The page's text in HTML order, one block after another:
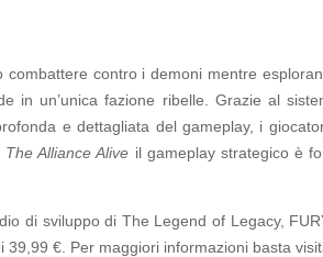
combattere contro i demoni mentre
in un’unica fazione ribelle. Grazie al
e dettagliata del gameplay, i
The Alliance Alive il gameplay strategico è
di sviluppo di The Legend of Legacy,
39,99 €. Per maggiori informazioni basta